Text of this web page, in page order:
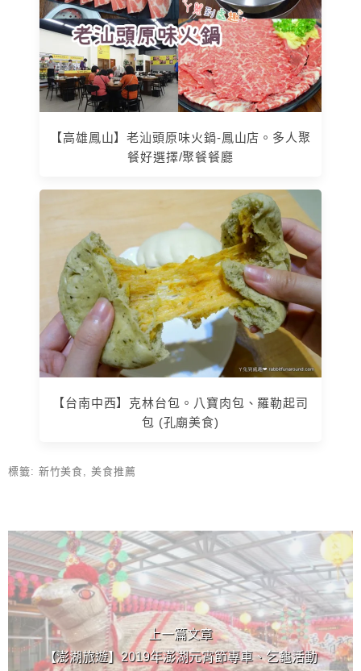
【高雄鳳山】老汕頭原味火鍋-鳳山店。多人聚
餐好選擇/聚餐餐廳
【台南中西】克林台包。八寶肉包、羅勒起司
包 (孔廟美食)
標籤: 新竹美食 ,美食推薦
上 / 下一篇文章
上一篇文章
【澎湖旅遊】2019年澎湖元宵節專車、乞龜活動